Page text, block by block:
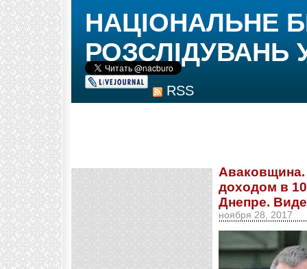
RSS
НАЦІОНАЛЬНЕ
РОЗСЛІДУВАНЬ
Аваковщина.
доходом в
Днепре.
ноября 28, 2017